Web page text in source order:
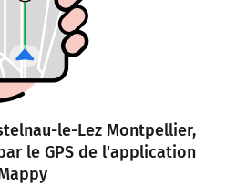
le-Lez Montpellier,
le GPS de l'application